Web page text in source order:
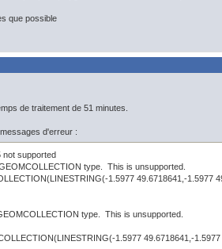
que possible
de traitement de 51 minutes.
d'erreur :
not supported
type. This is unsupported.
1.5977 49.6718641,-1.5977
type. This is unsupported.
1.5977 49.6718641,-